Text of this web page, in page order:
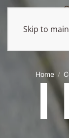
Skip to
Home
I